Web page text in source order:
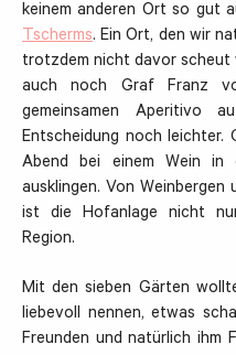
keinem anderen Ort so gut
Tscherms. Ein Ort, den wir
trotzdem nicht davor scheut
auch noch Graf Franz
gemeinsamen
Entscheidung noch leichter.
Abend bei einem Wein in
ausklingen. Von Weinbergen
ist die Hofanlage nicht
Region.
Mit den sieben Gärten
liebevoll nennen, etwas
Freunden und natürlich ihm